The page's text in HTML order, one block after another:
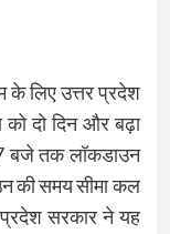
के लिए उत्तर प्रदेश
दो दिन और बढ़ा
बजे तक लॉकडाउन
की समय सीमा कल
प्रदेश सरकार ने यह